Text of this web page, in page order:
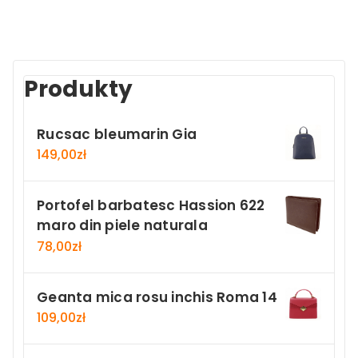
Produkty
Rucsac bleumarin Gia
149,00zł
Portofel barbatesc Hassion 622
maro din piele naturala
78,00zł
Geanta mica rosu inchis Roma 14
109,00zł